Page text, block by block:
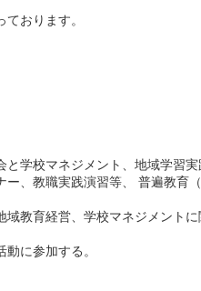
おります。
と学校マネジメント、地域学習
ー、教職実践演習等、 普遍教育
域教育経営、学校マネジメント
に参加する。